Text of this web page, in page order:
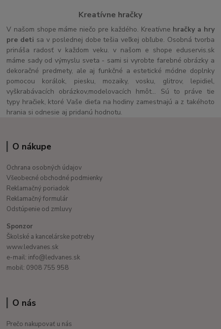
Kreatívne hračky
V našom shope máme niečo pre každého. Kreatívne hračky a hry
pre deti sa v poslednej dobe tešia veľkej obľube. Osobná tvorba
prináša radosť v každom veku. v našom e shope eduservis.sk
máme sady od výmyslu sveta - sami si vyrobte farebné obrázky a
dekoračné predmety, ale aj funkčné a estetické módne doplnky
pomocou korálok, piesku, mozaiky, vosku, glitrov, lepidiel,
vyškrabávacích obrázkov,modelovacích hmôt... Sú to práve tie
typy hračiek, ktoré Vaše dieťa na hodiny zamestnajú a z takéhoto
hrania si odnesie aj pridanú hodnotu.
O nákupe
Ochrana osobných údajov
Všeobecné obchodné podmienky
Reklamačný poriadok
Reklamačný formulár
Odstúpenie od zmluvy
Sponzor
Školské a kancelárske potreby
www.ledvanes.sk
e-mail: info@ledvanes.sk
mobil: 0908 755 958
O nás
Prečo nakupovať u nás